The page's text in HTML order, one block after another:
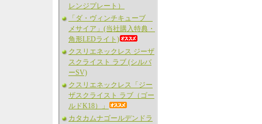
レンジプレート）
「ダ・ヴィンチキューブ
メサイア」(当社購入特典・
角形LEDライト)
クスリエネックレス ジーザ
スクライスト ラブ (シルバ
ーSV)
クスリエネックレス「ジー
ザスクライスト ラブ（ゴー
ルドK18）」
カタカムナゴールデンドラ